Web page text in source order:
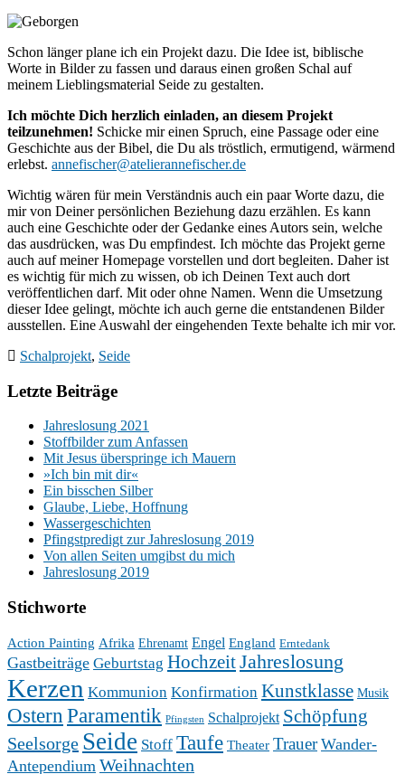
Schon länger plane ich ein Projekt dazu. Die Idee ist, biblische
Worte in Bilder zu fassen und daraus einen großen Schal auf
meinem Lieblingsmaterial Seide zu gestalten.
Ich möchte Dich herzlich einladen, an diesem Projekt
teilzunehmen! Schicke mir einen Spruch, eine Passage oder eine
Geschichte aus der Bibel, die Du als tröstlich, ermutigend, wärmend
erlebst. annefischer@atelierannefischer.de
Wichtig wären für mein Verständnis auch ein paar Worte dazu, die
mir von Deiner persönlichen Beziehung dazu erzählen. Es kann
auch eine Geschichte oder der Gedanke eines Autors sein, welche
das ausdrücken, was Du empfindest. Ich möchte das Projekt gerne
auch auf meiner Homepage vorstellen und dort begleiten. Daher ist
es wichtig für mich zu wissen, ob ich Deinen Text auch dort
veröffentlichen darf. Mit oder ohne Namen. Wenn die Umsetzung
dieser Idee gelingt, möchte ich auch gerne die entstandenen Bilder
ausstellen. Eine Auswahl der eingehenden Texte behalte ich mir vor.
Schalprojekt, Seide
Letzte Beiträge
Jahreslosung 2021
Stoffbilder zum Anfassen
Mit Jesus überspringe ich Mauern
»Ich bin mit dir«
Ein bisschen Silber
Glaube, Liebe, Hoffnung
Wassergeschichten
Pfingstpredigt zur Jahreslosung 2019
Von allen Seiten umgibst du mich
Jahreslosung 2019
Stichworte
Action Painting Afrika Ehrenamt Engel England Erntedank
Gastbeiträge Geburtstag HochzeitJahreslosung
Kerzen Kommunion Konfirmation Kunstklasse Musik
Ostern Paramentik Pfingsten Schalprojekt Schöpfung
Seelsorge Seide Stoff Taufe Theater Trauer Wander-
Antependium Weihnachten